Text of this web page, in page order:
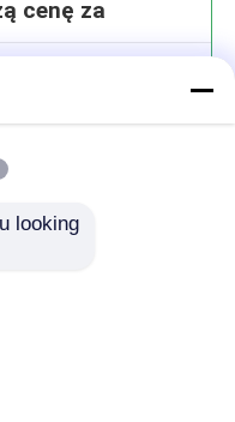
cenę za
zdrowie BT7M
looking